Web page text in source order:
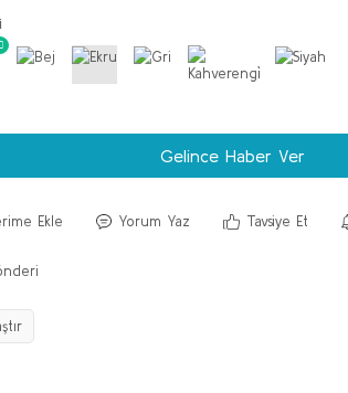
Gelince Haber Ver
Yorum Yaz Tavsiye Et